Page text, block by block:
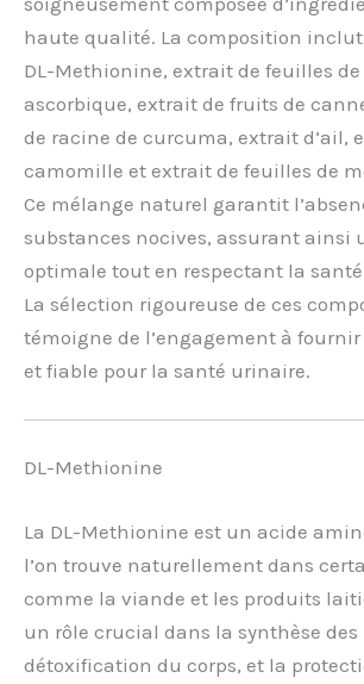
haute qualité. La composition
DL-Methionine, extrait de feuilles
ascorbique, extrait de fruits de
de racine de curcuma, extrait d’ail,
camomille et extrait de feuilles de
Ce mélange naturel garantit
substances nocives, assurant ainsi
optimale tout en respectant la
La sélection rigoureuse de ces
témoigne de l’engagement à
et fiable pour la santé urinaire.
DL-Methionine
La DL-Methionine est un acide
l’on trouve naturellement dans
comme la viande et les produits
un rôle crucial dans la synthèse des
détoxification du corps, et la